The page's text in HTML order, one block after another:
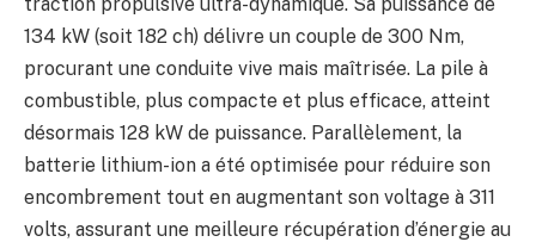
134 kW (soit 182 ch) délivre un couple de 300 Nm,
procurant une conduite vive mais maîtrisée. La pile à
combustible, plus compacte et plus efficace, atteint
désormais 128 kW de puissance. Parallèlement, la
batterie lithium-ion a été optimisée pour réduire son
encombrement tout en augmentant son voltage à 311
volts, assurant une meilleure récupération d’énergie au